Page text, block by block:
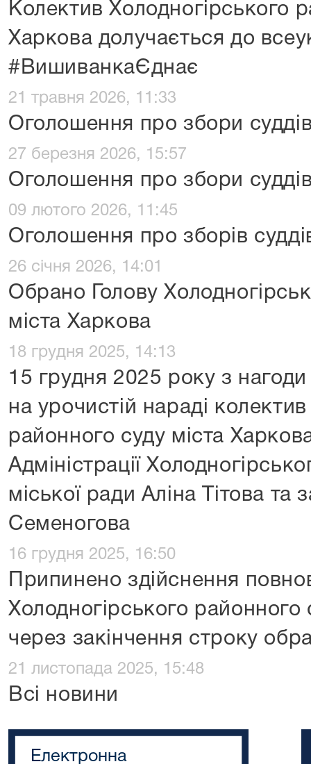
Колектив Холодногірського
Харкова долучається до
#ВишиванкаЄднає
21 травня 2026, 11:33
Оголошення про збори
27 березня 2026, 15:57
Оголошення про збори
09 лютого 2026, 11:45
Оголошення про зборів
26 січня 2026, 14:01
Обрано Голову
міста Харкова
18 грудня 2025, 14:13
15 грудня 2025 року з
на урочистій нараді
районного суду міста
Адміністрації
міської ради Аліна Тітова та
Семеногова
16 грудня 2025, 16:50
Припинено здійснення
Холодногірського районного
через закінчення строку
21 листопада 2025, 15:48
Всі новини
Електронна